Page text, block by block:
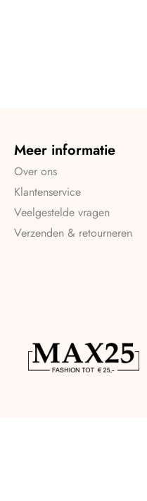
Meer informatie
Over ons
Klantenservice
Veelgestelde vragen
Verzenden & retourneren